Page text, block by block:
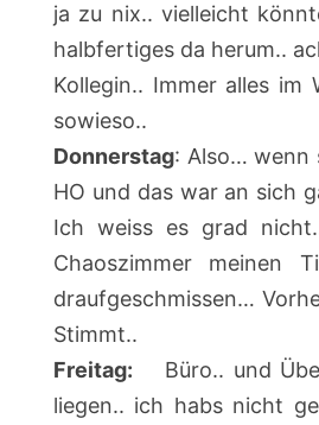
ja zu nix.. vielleicht
halbfertiges da herum..
Kollegin.. Immer alles
sowieso..
Donnerstag: Also… wenn
HO und das war an sich
Ich weiss es grad
Chaoszimmer meinen
draufgeschmissen…
Stimmt..
Freitag:
Büro.. und
liegen.. ich habs nicht